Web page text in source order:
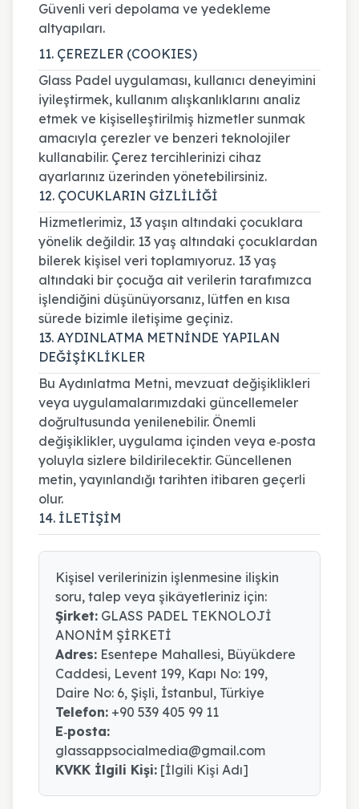
Güvenli veri depolama ve yedekleme
altyapıları.
11. ÇEREZLER (COOKIES)
Glass Padel uygulaması, kullanıcı deneyimini
iyileştirmek, kullanım alışkanlıklarını analiz
etmek ve kişiselleştirilmiş hizmetler sunmak
amacıyla çerezler ve benzeri teknolojiler
kullanabilir. Çerez tercihlerinizi cihaz
ayarlarınız üzerinden yönetebilirsiniz.
12. ÇOCUKLARIN GİZLİLİĞİ
Hizmetlerimiz, 13 yaşın altındaki çocuklara
yönelik değildir. 13 yaş altındaki çocuklardan
bilerek kişisel veri toplamıyoruz. 13 yaş
altındaki bir çocuğa ait verilerin tarafımızca
işlendiğini düşünüyorsanız, lütfen en kısa
sürede bizimle iletişime geçiniz.
13. AYDINLATMA METNİNDE YAPILAN
DEĞİŞİKLİKLER
Bu Aydınlatma Metni, mevzuat değişiklikleri
veya uygulamalarımızdaki güncellemeler
doğrultusunda yenilenebilir. Önemli
değişiklikler, uygulama içinden veya e‑posta
yoluyla sizlere bildirilecektir. Güncellenen
metin, yayınlandığı tarihten itibaren geçerli
olur.
14. İLETİŞİM
Kişisel verilerinizin işlenmesine ilişkin
soru, talep veya şikâyetleriniz için:
Şirket: GLASS PADEL TEKNOLOJİ
ANONİM ŞİRKETİ
Adres: Esentepe Mahallesi, Büyükdere
Caddesi, Levent 199, Kapı No: 199,
Daire No: 6, Şişli, İstanbul, Türkiye
Telefon: +90 539 405 99 11
E‑posta:
glassappsocialmedia@gmail.com
KVKK İlgili Kişi: [İlgili Kişi Adı]